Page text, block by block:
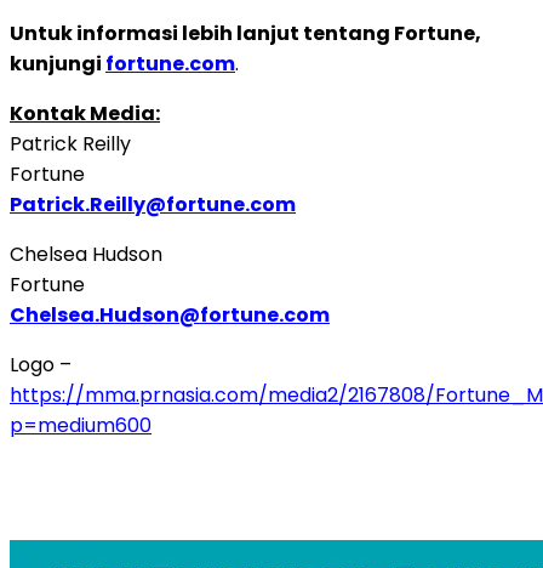
Untuk informasi lebih lanjut tentang Fortune,
kunjungi fortune.com.
Kontak Media:
Patrick Reilly
Fortune
Patrick.Reilly@fortune.com
Chelsea Hudson
Fortune
Chelsea.Hudson@fortune.com
Logo –
https://mma.prnasia.com/media2/2167808/
p=medium600